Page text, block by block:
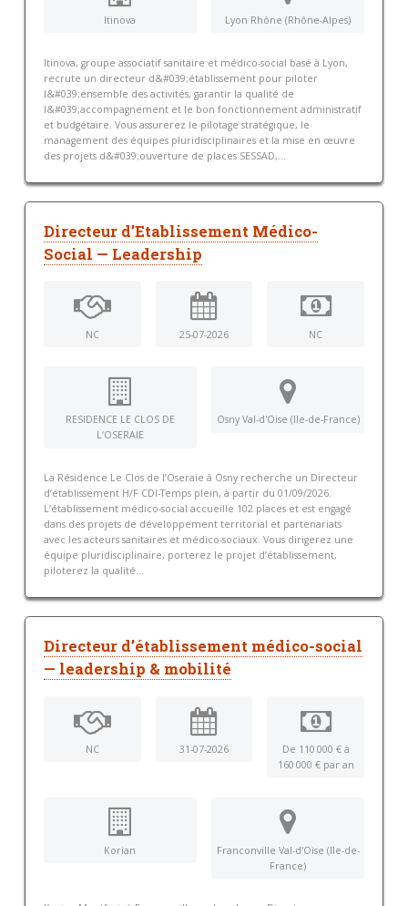
Itinova Lyon Rhône (Rhône-Alpes)
Itinova, groupe associatif sanitaire et médico-social basé à Lyon,
recrute un directeur d&#039;établissement pour piloter
l&#039;ensemble des activités, garantir la qualité de
l&#039;accompagnement et le bon fonctionnement administratif
et budgétaire. Vous assurerez le pilotage stratégique, le
management des équipes pluridisciplinaires et la mise en œuvre
des projets d&#039;ouverture de places SESSAD,...
Directeur d’Etablissement Médico-
Social — Leadership
NC 25-07-2026 NC
RESIDENCE LE CLOS DE
L‘OSERAIE
Osny Val-d'Oise (Ile-de-France)
La Résidence Le Clos de l’Oseraie à Osny recherche un Directeur
d’établissement H/F CDI-Temps plein, à partir du 01/09/2026.
L’établissement médico-social accueille 102 places et est engagé
dans des projets de développement territorial et partenariats
avec les acteurs sanitaires et médico-sociaux. Vous dirigerez une
équipe pluridisciplinaire, porterez le projet d’établissement,
piloterez la qualité...
Directeur d’établissement médico-social
— leadership & mobilité
NC 31-07-2026
De 110 000 € à
160 000 € par an
Korian
Franconville Val-d'Oise (Ile-de-
France)